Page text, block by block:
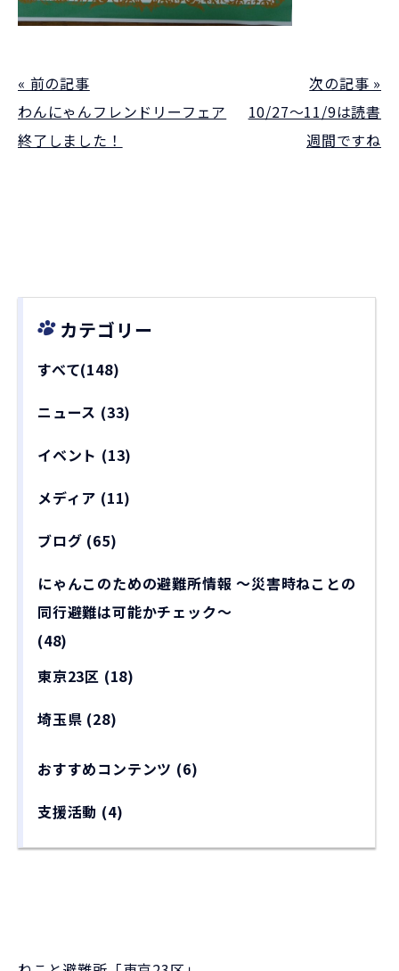
« 前の記事
わんにゃんフレンドリーフェア
終了しました！
次の記事 »
10/27～11/9は読書
週間ですね
カテゴリー
すべて(148)
ニュース (33)
イベント (13)
メディア (11)
ブログ (65)
にゃんこのための避難所情報 〜災害時ねことの
同行避難は可能かチェック〜
(48)
東京23区 (18)
埼玉県 (28)
おすすめコンテンツ (6)
支援活動 (4)